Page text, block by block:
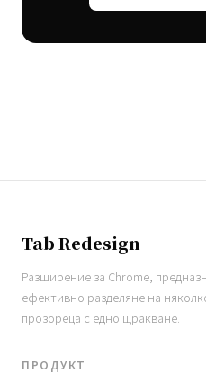
Tab Redesign
Разширение за Chrome,
ефективно разделяне на
прозореца с едно щракване.
ПРОДУКТ